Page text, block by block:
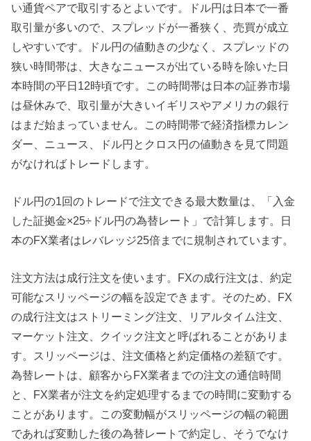
い通貨ペアで取引するとよいです。ドル円は日本で一番
取引量が多いので、スプレッドが一番狭く、売買が成立
しやすいです。ドル円の値動きの少なく、スプレッドの
狭い時間帯は、大きなニュースが出ている時を除いた日
本時間の平日12時頃です。この時間帯は日本の証券市場
は昼休みで、取引量が大きいイギリスやアメリカの銀行
はまだ始まっていません。この時間帯で経済指標カレン
ダー、ニュース、ドル円とクロス円の値動きを見て問題
がなければトレードします。
ドル円の1回のトレードで注文できる最大数量は、「入金
した証拠金×25÷ドル円の為替レート」で計算します。日
本のFX業者はレバレッジ25倍までに規制されています。
注文方法は成行注文を使います。FXの成行注文は、約定
可能なスリッページの幅を設定できます。そのため、FX
の成行注文はストリーミング注文、リアルタイム注文、
マーケット注文、クイック注文と呼ばれることがありま
す。スリッページは、注文価格と約定価格の差額です。
為替レートは、顧客からFX業者までの注文の通信時間
と、FX業者が注文を約定処理するまでの時間に変動する
ことがあります。この変動幅がスリッページの幅の範囲
であれば変動した後の為替レートで約定し、そうでなけ